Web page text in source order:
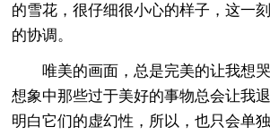
的雪花，很仔细很小心的样子，这一
的协调。
唯美的画面，总是完美的让我想哭
想象中那些过于美好的事物总会让我
明白它们的虚幻性，所以，也只会单